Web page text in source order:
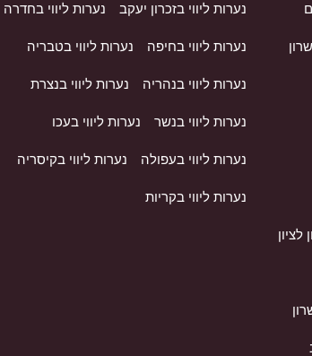
לציון
נערות ליווי בזכרון יעקב נערות ליווי בחדרה
נערות ליווי בחיפה נערות ליווי בטבריה
נערות ליווי בנהריה נערות ליווי בנצרת
נערות ליווי בנשר נערות ליווי בעכו
נערות ליווי בעפולה נערות ליווי בקיסריה
נערות ליווי בקריות